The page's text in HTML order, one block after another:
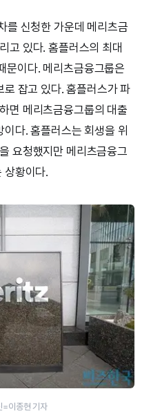
를 신청한 가운데 메리츠금
고 있다. 홈플러스의 최대
문이다. 메리츠금융그룹은
잡고 있다. 홈플러스가 파
면 메리츠금융그룹의 대출
다. 홈플러스는 회생을 위
요청했지만 메리츠금융그
상황이다.
=이종현 기자